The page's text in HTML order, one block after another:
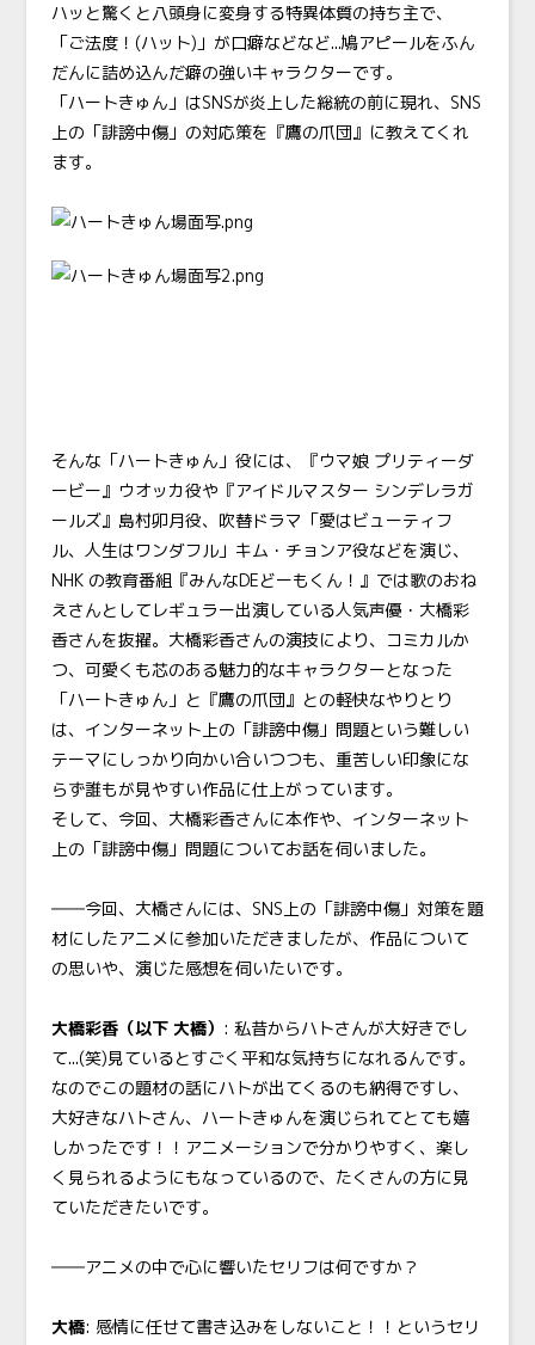
ハッと驚くと八頭身に変身する特異体質の持ち主で、
「ご法度！(ハット)」が口癖などなど...鳩アピールをふん
だんに詰め込んだ癖の強いキャラクターです。
「ハートきゅん」はSNSが炎上した総統の前に現れ、SNS
上の「誹謗中傷」の対応策を『鷹の爪団』に教えてくれ
ます。
そんな「ハートきゅん」役には、『ウマ娘 プリティーダ
ービー』ウオッカ役や『アイドルマスター シンデレラガ
ールズ』島村卯月役、吹替ドラマ「愛はビューティフ
ル、人生はワンダフル」キム・チョンア役などを演じ、
NHK の教育番組『みんなDEどーもくん！』では歌のおね
えさんとしてレギュラー出演している人気声優・大橋彩
香さんを抜擢。大橋彩香さんの演技により、コミカルか
つ、可愛くも芯のある魅力的なキャラクターとなった
「ハートきゅん」と『鷹の爪団』との軽快なやりとり
は、インターネット上の「誹謗中傷」問題という難しい
テーマにしっかり向かい合いつつも、重苦しい印象にな
らず誰もが見やすい作品に仕上がっています。
そして、今回、大橋彩香さんに本作や、インターネット
上の「誹謗中傷」問題についてお話を伺いました。
――今回、大橋さんには、SNS上の「誹謗中傷」対策を題
材にしたアニメに参加いただきましたが、作品について
の思いや、演じた感想を伺いたいです。
大橋彩香（以下 大橋） : 私昔からハトさんが大好きでし
て...(笑)見ているとすごく平和な気持ちになれるんです。
なのでこの題材の話にハトが出てくるのも納得ですし、
大好きなハトさん、ハートきゅんを演じられてとても嬉
しかったです！！アニメーションで分かりやすく、楽し
く見られるようにもなっているので、たくさんの方に見
ていただきたいです。
――アニメの中で心に響いたセリフは何ですか？
大橋: 感情に任せて書き込みをしないこと！！というセリ